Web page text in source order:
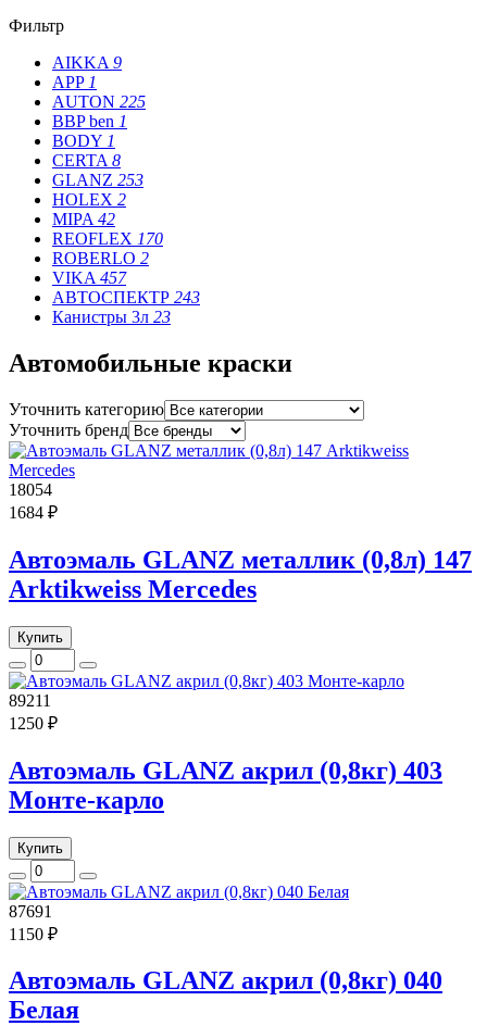
Фильтр
AIKKA 9
APP 1
AUTON 225
BBP ben 1
BODY 1
CERTA 8
GLANZ 253
HOLEX 2
MIPA 42
REOFLEX 170
ROBERLO 2
VIKA 457
АВТОСПЕКТР 243
Канистры 3л 23
Автомобильные краски
Уточнить категорию
Уточнить бренд
18054
1684 ₽
Автоэмаль GLANZ металлик (0,8л) 147
Arktikweiss Mercedes
Купить
89211
1250 ₽
Автоэмаль GLANZ акрил (0,8кг) 403
Монте-карло
Купить
87691
1150 ₽
Автоэмаль GLANZ акрил (0,8кг) 040
Белая